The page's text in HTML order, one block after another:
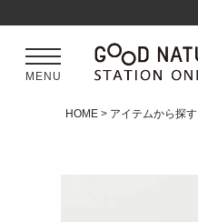
MENU
HOME アイテムから探す